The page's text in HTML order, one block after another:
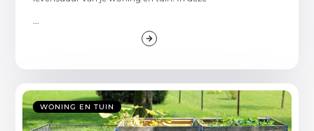
...
WONING EN TUIN